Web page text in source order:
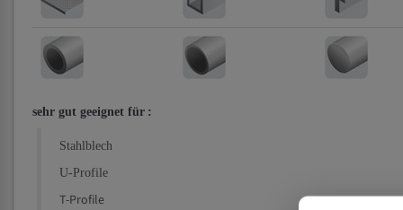
sehr gut geeignet für :
Stahlblech
U-Profile
T-Profile